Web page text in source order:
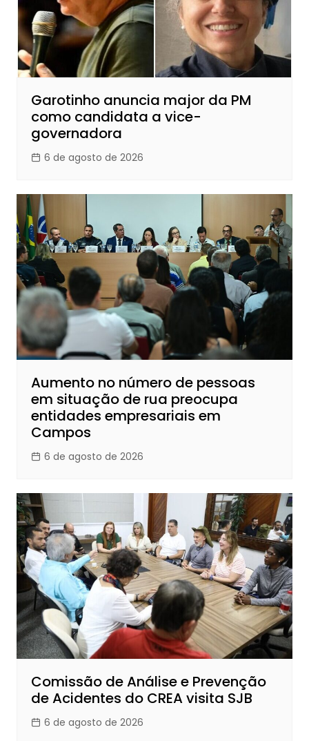
Garotinho anuncia major da PM
como candidata a vice-
governadora
6 de agosto de 2026
Aumento no número de pessoas
em situação de rua preocupa
entidades empresariais em
Campos
6 de agosto de 2026
Comissão de Análise e Prevenção
de Acidentes do CREA visita SJB
6 de agosto de 2026